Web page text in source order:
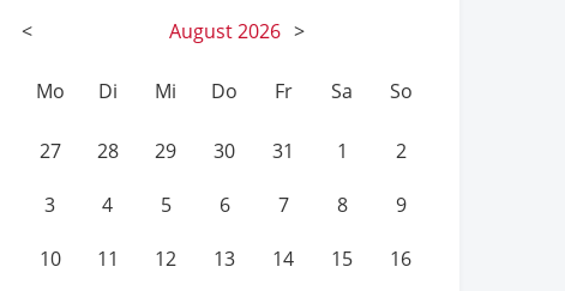
< August2026 >
Mo Di Mi Do Fr Sa So
27 28 29 30 31 1 2
3 4 5 6 7 8 9
10 11 12 13 14 15 16